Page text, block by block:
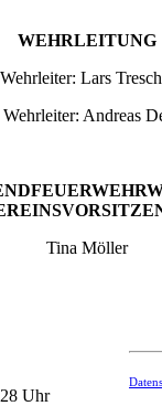
WEHRLEITUNG
Wehrleiter: Lars
Andreas
Tina Möller
Uhr